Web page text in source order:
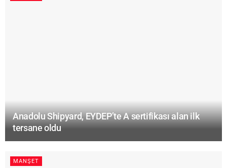
Anadolu Shipyard, EYDEP’te A sertifikası alan ilk
tersane oldu
MANŞET